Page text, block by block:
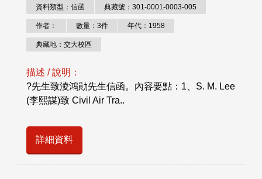
資料類型：信函 典藏號：301-0001-0003-005
作者： 數量：3件 年代：1958
典藏地：交大校區
描述 / 說明：
?先生致淩鴻勛先生信函。內容要點：1、S. M. Lee
(李熙謀)致 Civil Air Tra..
詳細資料